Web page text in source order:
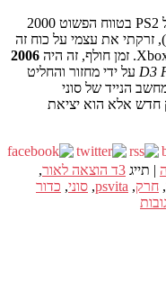
לאחר שגילה את הסדרה עם הפרק השני על PS2 בטווח הפשוט 2000
של משחקים נמכר לתקציבים 2000 ין), זרקתי את עצמי על כוח זה
2006
D3 על ידי מחזור והחליט
הנייד של סוני
חדש אלא הוא יציאת
| תייג 3ד הוצאה לאור
,
, חרק,
psvita
, סוני, כדור